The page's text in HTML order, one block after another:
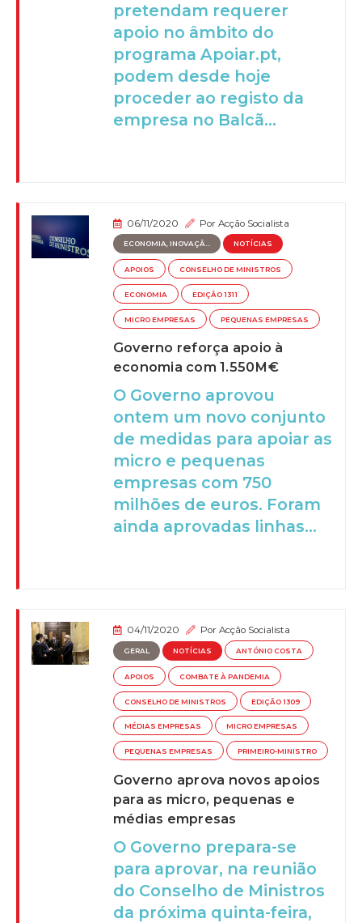
pretendam requerer
apoio no âmbito do
programa Apoiar.pt,
podem desde hoje
proceder ao registo da
empresa no Balcã...
06/11/2020 PorAcção Socialista
ECONOMIA, INOVAÇÃ... NOTÍCIAS
APOIOS CONSELHO DE MINISTROS
ECONOMIA EDIÇÃO 1311
MICRO EMPRESAS PEQUENAS EMPRESAS
Governo reforça apoio à
economia com 1.550M€
O Governo aprovou
ontem um novo conjunto
de medidas para apoiar as
micro e pequenas
empresas com 750
milhões de euros. Foram
ainda aprovadas linhas...
04/11/2020 PorAcção Socialista
GERAL NOTÍCIAS ANTÓNIO COSTA
APOIOS COMBATE À PANDEMIA
CONSELHO DE MINISTROS EDIÇÃO 1309
MÉDIAS EMPRESAS MICRO EMPRESAS
PEQUENAS EMPRESAS PRIMEIRO-MINISTRO
Governo aprova novos apoios
para as micro, pequenas e
médias empresas
O Governo prepara-se
para aprovar, na reunião
do Conselho de Ministros
da próxima quinta-feira,